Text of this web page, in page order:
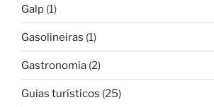
Galp (1)
Gasolineiras (1)
Gastronomia (2)
Guias turísticos (25)